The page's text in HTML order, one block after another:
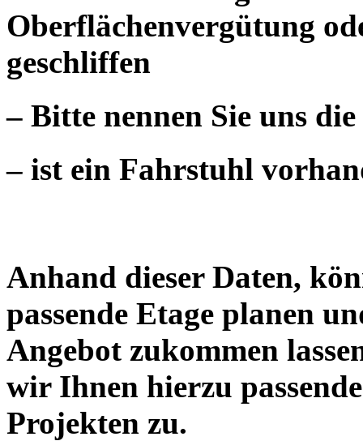
Oberflächenvergütung
geschliffen
– Bitte nennen Sie uns
– ist ein Fahrstuhl
Anhand dieser Daten,
passende Etage planen
Angebot zukommen
wir Ihnen hierzu
Projekten zu.